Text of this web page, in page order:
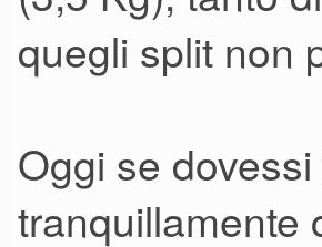
soluzione che mi
Con il NE3 avrei
elettromeccanici
quegli split non
Oggi se
tranquillamente